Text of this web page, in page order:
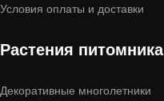
Условия оплаты и доставки
Растения питомника
Декоративные многолетники